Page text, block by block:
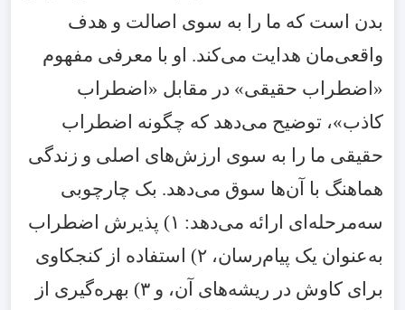
بدن است که ما را به سوی اصالت و هدف
واقعی‌مان هدایت می‌کند. او با معرفی مفهوم
«اضطراب حقیقی» در مقابل «اضطراب
کاذب»، توضیح می‌دهد که چگونه اضطراب
حقیقی ما را به سوی ارزش‌های اصلی و زندگی
هماهنگ با آن‌ها سوق می‌دهد. بک چارچوبی
سه‌مرحله‌ای ارائه می‌دهد: ۱)
پذیرش اضطراب
به‌عنوان یک پیام‌رسان، ۲)
استفاده از کنجکاوی
برای کاوش در ریشه‌های آن، و ۳)
بهره‌گیری از